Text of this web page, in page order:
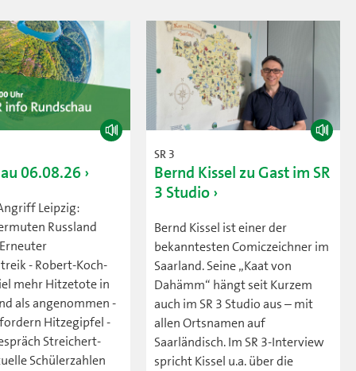
06.08.26
Leipzig:
Russland
- Robert-Koch-
mehr Hitzetote in
als angenommen -
Hitzegipfel -
Streichert-
Schülerzahlen
SR 3
Bernd Kissel zu Gast im SR
3 Studio
Bernd Kissel ist einer der
bekanntesten Comiczeichner im
Saarland. Seine „Kaat von
Dahämm“ hängt seit Kurzem
auch im SR 3 Studio aus – mit
allen Ortsnamen auf
Saarländisch. Im SR 3-Interview
spricht Kissel u.a. über die